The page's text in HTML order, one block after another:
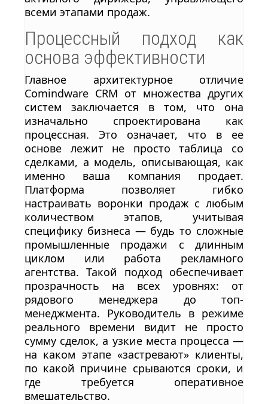
всеми этапами продаж.
Процессный подход как
основа эффективности
Главное архитектурное отличие
Comindware CRM от множества других
систем заключается в том, что она
изначально спроектирована как
процессная. Это означает, что в ее
основе лежит не просто таблица со
сделками, а модель, описывающая, как
именно ваша компания продает.
Платформа позволяет гибко
настраивать воронки продаж с любым
количеством этапов, учитывая
специфику бизнеса — будь то сложные
промышленные продажи с длинным
циклом или работа рекламного
агентства. Такой подход обеспечивает
прозрачность на всех уровнях: от
рядового менеджера до топ-
менеджмента. Руководитель в режиме
реального времени видит не просто
сумму сделок, а узкие места процесса —
на каком этапе «застревают» клиенты,
по какой причине срываются сроки, и
где требуется оперативное
вмешательство.